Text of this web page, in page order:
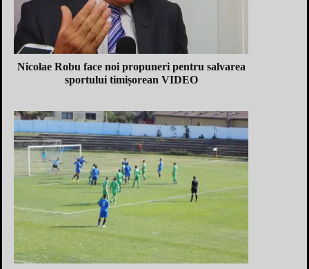
Nicolae Robu face noi propuneri pentru salvarea
sportului timișorean VIDEO